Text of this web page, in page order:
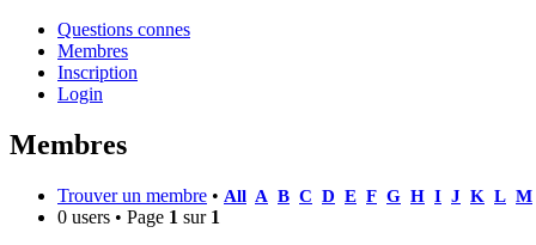
Questions connes
Membres
Inscription
Login
Membres
Trouver un membre • All A B C D E F G H I J K L M
0 users • Page 1 sur 1